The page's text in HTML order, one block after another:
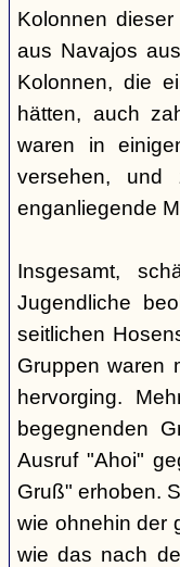
Kolonnen
aus Navajos
Kolonnen, die
hätten, auch
waren in
versehen, und
enganliegende
Insgesamt,
Jugendliche
seitlichen
Gruppen waren
hervorging.
begegnenden
Ausruf "Ahoi"
Gruß" erhoben.
wie ohnehin der
wie das nach